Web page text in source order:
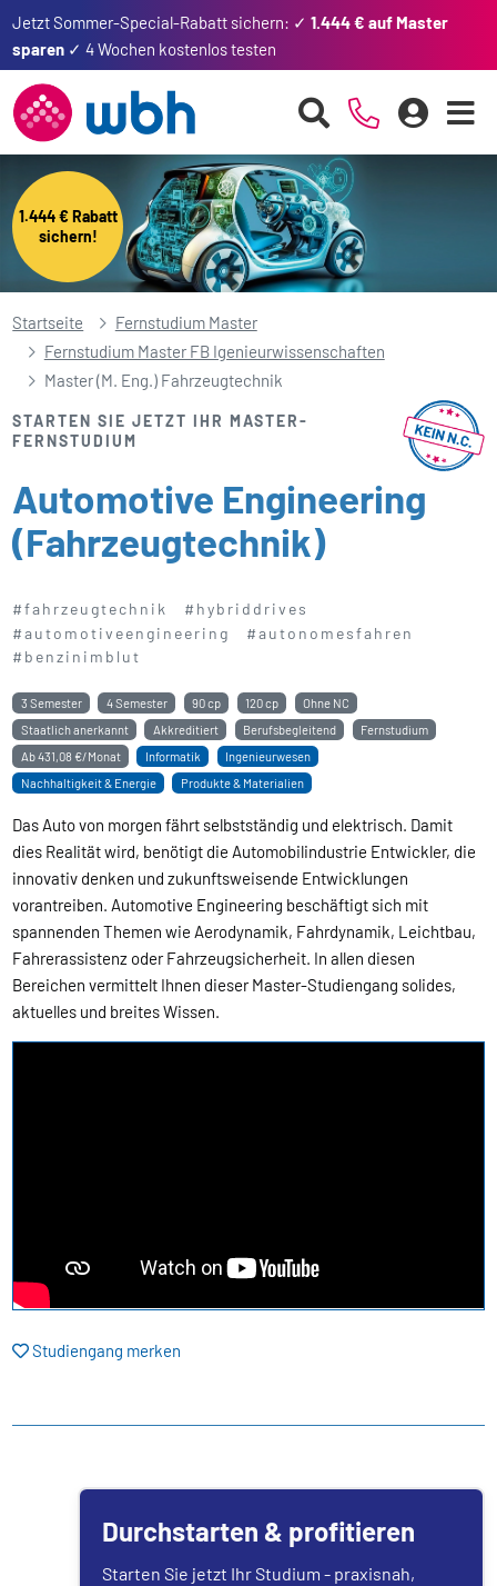
Jetzt Sommer-Special-Rabatt sichern: ✓1.444 € auf Master
sparen ✓ 4 Wochen kostenlos testen
1.444 € Rabatt
sichern!
Startseite
Fernstudium Master
Fernstudium Master FB Igenieurwissenschaften
Master (M. Eng.) Fahrzeugtechnik
STARTEN SIE JETZT IHR MASTER-
FERNSTUDIUM
Automotive Engineering
(Fahrzeug­technik)
#fahrzeugtechnik
#hybriddrives
#automotiveengineering
#autonomesfahren
#benzinimblut
3 Semester 4 Semester 90 cp 120 cp
Ohne NC
Staatlich anerkannt
Akkreditiert Berufsbegleitend
Fernstudium
Ab431,08 €/Monat Informatik
Ingenieurwesen
Nachhaltigkeit & Energie
Produkte & Materialien
Das Auto von morgen fährt selbstständig und elektrisch. Damit
dies Realität wird, benötigt die Automobilindustrie Entwickler, die
innovativ denken und zukunftsweisende Entwicklungen
vorantreiben. Automotive Engineering beschäftigt sich mit
spannenden Themen wie Aerodynamik, Fahrdynamik, Leichtbau,
Fahrerassistenz oder Fahrzeugsicherheit. In allen diesen
Bereichen vermittelt Ihnen dieser Master-Studiengang solides,
aktuelles und breites Wissen.
Studiengang merken
Durchstarten & profitieren
Starten Sie jetzt Ihr Studium - praxisnah,